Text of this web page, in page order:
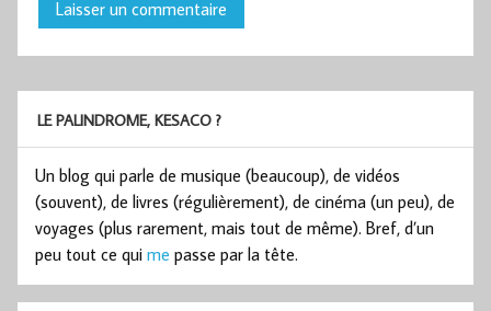
LE PALINDROME, KESACO ?
Un blog qui parle de musique (beaucoup), de vidéos
(souvent), de livres (régulièrement), de cinéma (un peu), de
voyages (plus rarement, mais tout de même). Bref, d’un
peu tout ce qui me passe par la tête.